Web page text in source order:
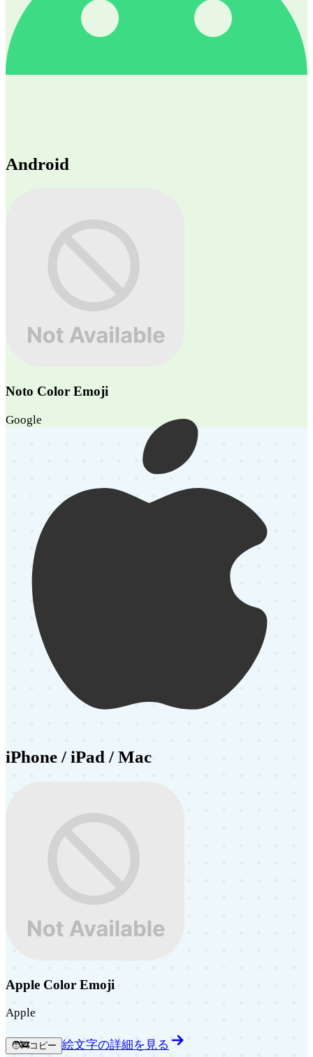
Android
Noto Color Emoji
Google
iPhone / iPad / Mac
Apple Color Emoji
Apple
🧑‍🚒コピー 絵文字の詳細を見る